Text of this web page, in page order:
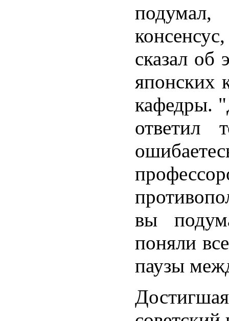
сказал об
японских
кафедры.
вы
поняли
паузы
Достигшая